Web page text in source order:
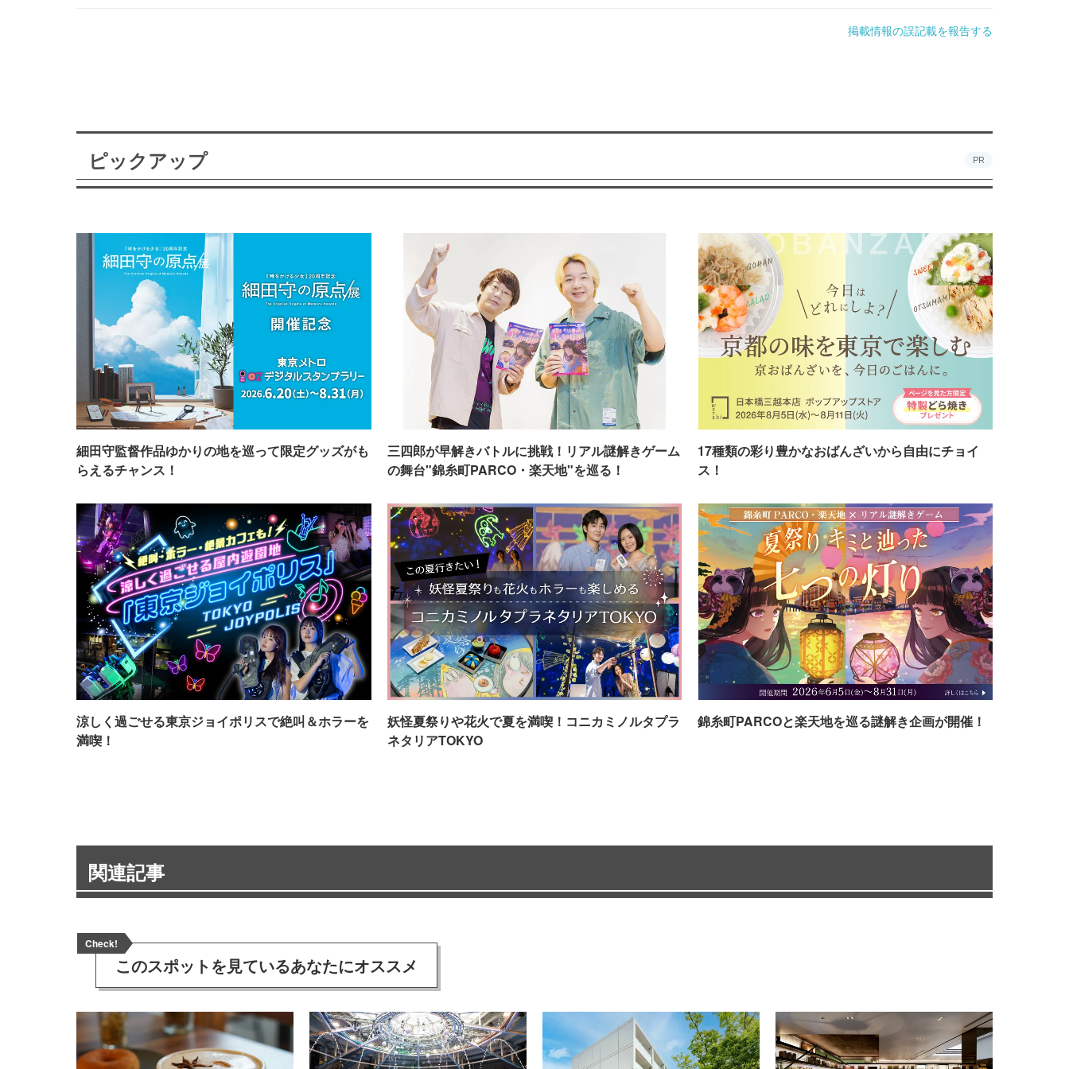
掲載情報の誤記載を報告する
ピックアップ PR
細田守監督作品ゆかりの地を巡って限定グッズがも
らえるチャンス！
三四郎が早解きバトルに挑戦！リアル謎解きゲーム
の舞台"錦糸町PARCO・楽天地"を巡る！
17種類の彩り豊かなおばんざいから自由にチョイ
ス！
涼しく過ごせる東京ジョイポリスで絶叫＆ホラーを
満喫！
妖怪夏祭りや花火で夏を満喫！コニカミノルタプラ
ネタリアTOKYO
錦糸町PARCOと楽天地を巡る謎解き企画が開催！
関連記事
Check!
このスポットを見ているあなたにオススメ